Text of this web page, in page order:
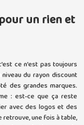
un rien et
ce n’est pas toujours
du rayon discount
des grandes marques.
: est-ce que ça reste
avec des logos et des
retrouve, une fois à table,